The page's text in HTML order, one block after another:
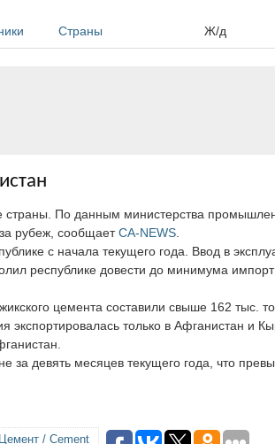
Страны Ж/д
По данным министерства
рубеж, сообщаетCA-NEWS
с начала текущего года. Ввод в
республике довести до минимума
цемента составили свыше 162 тыс.
только в Афганистан и
девять месяцев текущего года, что
Цемент / Cement